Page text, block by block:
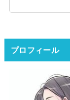
プロフィール